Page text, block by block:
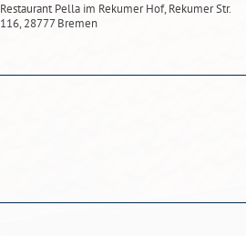
Restaurant Pella im Rekumer Hof, Rekumer Str.
116, 28777 Bremen